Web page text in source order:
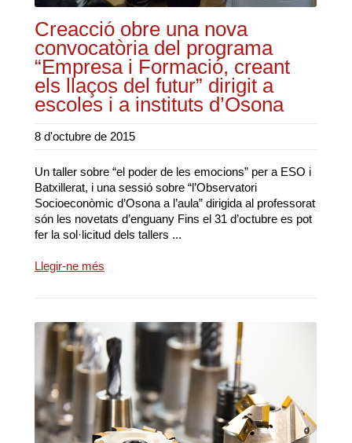
Creacció obre una nova
convocatòria del programa
“Empresa i Formació, creant
els llaços del futur” dirigit a
escoles i a instituts d’Osona
8 d'octubre de 2015
Un taller sobre “el poder de les emocions” per a ESO i
Batxillerat, i una sessió sobre “l’Observatori
Socioeconòmic d’Osona a l’aula” dirigida al professorat
són les novetats d’enguany Fins el 31 d’octubre es pot
fer la sol·licitud dels tallers ...
Llegir-ne més